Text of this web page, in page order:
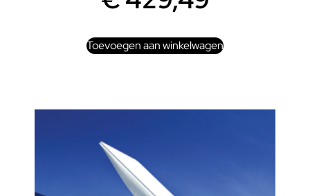
Toevoegen aan winkelwagen